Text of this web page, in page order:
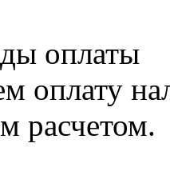
оплаты
оплату
расчетом.